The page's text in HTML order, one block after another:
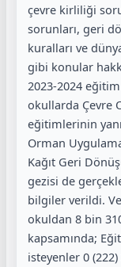
çevre kirliliği
sorunları, geri
kuralları ve
gibi konular
2023-2024
okullarda Çevre
eğitimlerinin
Orman
Kağıt Geri
gezisi de
bilgiler verildi.
okuldan 8 bin
kapsamında;
isteyenler 0